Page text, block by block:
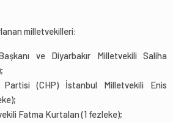
milletvekilleri:
ve Diyarbakır Milletvekili Saliha
Partisi (CHP) İstanbul Milletvekili Enis
Fatma Kurtalan (1 fezleke);